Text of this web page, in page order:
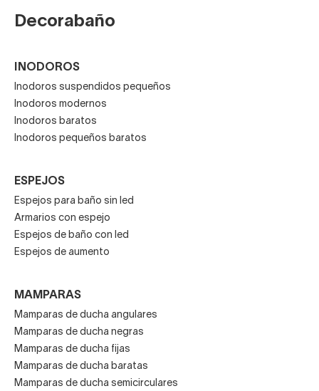
Decorabaño
INODOROS
Inodoros suspendidos pequeños
Inodoros modernos
Inodoros baratos
Inodoros pequeños baratos
ESPEJOS
Espejos para baño sin led
Armarios con espejo
Espejos de baño con led
Espejos de aumento
MAMPARAS
Mamparas de ducha angulares
Mamparas de ducha negras
Mamparas de ducha fijas
Mamparas de ducha baratas
Mamparas de ducha semicirculares